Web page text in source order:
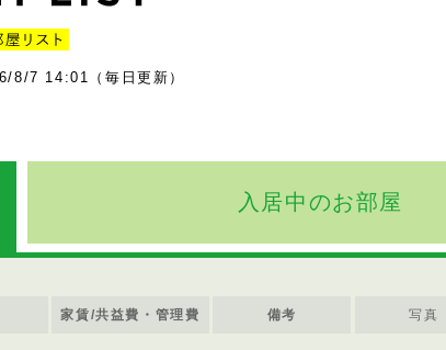
8/7 14:01（毎日更新）
入居中のお部屋
家賃/共益費・管理費 備考 写真